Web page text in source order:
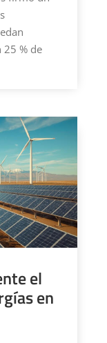
25 % de
el
en